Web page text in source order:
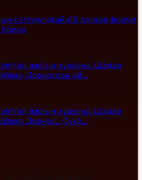
сэтгүүлчдийн16 дугаар форум
ажлын хүрээнд Шадар
Дорноговь ай...
ажлын хүрээнд Шадар
Дорнод, Сүхб...